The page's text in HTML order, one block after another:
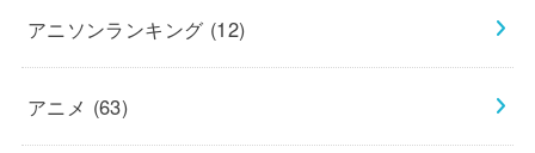
アニソンランキング (12)
アニメ (63)